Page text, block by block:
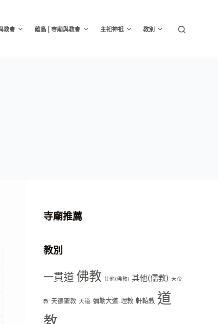
教會 離島 | 寺廟與教會 主祀神祇 教別
寺廟推薦
教別
一貫道 佛教 其他(佛教) 其他(儒教) 天帝
教 天德聖教 天道 彌勒大道 理教 軒轅教 道